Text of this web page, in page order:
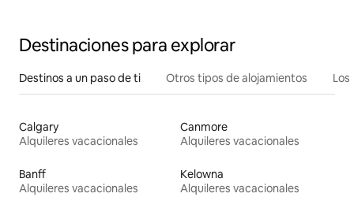
Destinaciones para explorar
Destinos a un paso de ti Otros tipos de alojamientos
Calgary
Alquileres vacacionales
Canmore
Alquileres vacacionales
Banff
Alquileres vacacionales
Kelowna
Alquileres vacacionales